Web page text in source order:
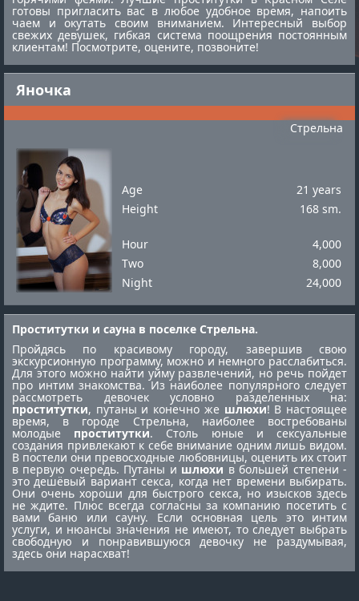
Яночка
Стрельна
Age
21 years
Height
168 sm.
Hour
4,000
Two
8,000
Night
24,000
готовы пригласить вас в любое удобное время, напоить
чаем и окутать своим вниманием. Интересный выбор
свежих девушек, гибкая система поощрения постоянным
клиентам! Посмотрите, оцените, позвоните!
Проститутки и сауна в поселке Стрельна.
Пройдясь по красивому городу, завершив свою
экскурсионную программу, можно и немного расслабиться.
Для этого можно найти уйму развлечений, но речь пойдет
про интим знакомства. Из наиболее популярного следует
рассмотреть девочек условно разделенных на:
проститутки, путаны и конечно же шлюхи! В настоящее
время, в городе Стрельна, наиболее востребованы
молодые проститутки. Столь юные и сексуальные
создания привлекают к себе внимание одним лишь видом.
В постели они превосходные любовницы, оценить их стоит
в первую очередь. Путаны и шлюхи в большей степени -
это дешёвый вариант секса, когда нет времени выбирать.
Они очень хороши для быстрого секса, но изысков здесь
не ждите. Плюс всегда согласны за компанию посетить с
вами баню или сауну. Если основная цель это интим
услуги, и нюансы значения не имеют, то следует выбрать
свободную и понравившуюся девочку не раздумывая,
здесь они нарасхват!